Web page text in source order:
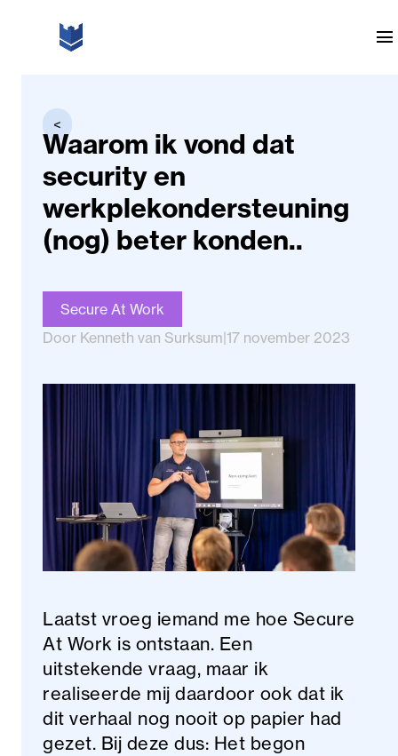
menu
<
Waarom ik vond dat
security en
werkplekondersteuning
(nog) beter konden..
Secure At Work
Door Kenneth van Surksum 17 november 2023
Laatst vroeg iemand me hoe Secure
At Work is ontstaan. Een
uitstekende vraag, maar ik
realiseerde mij daardoor ook dat ik
dit verhaal nog nooit op papier had
gezet. Bij deze dus: Het begon